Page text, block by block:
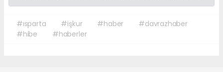
#ısparta #işkur #haber
#davrazhaber
#hibe
#haberler